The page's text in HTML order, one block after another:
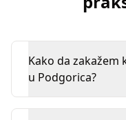
Kako da zakažem
u Podgorica?